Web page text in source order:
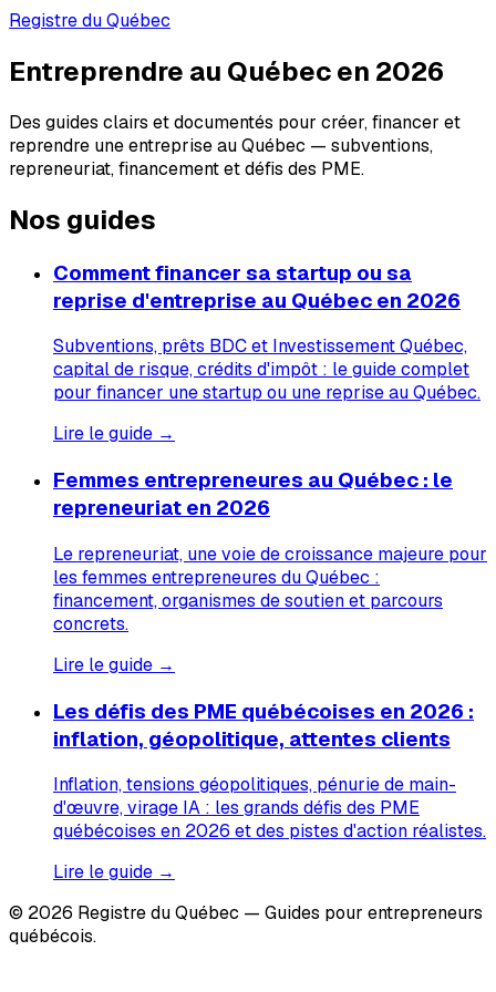
Registre du Québec
Entreprendre au Québec en 2026
Des guides clairs et documentés pour créer, financer et
reprendre une entreprise au Québec — subventions,
repreneuriat, financement et défis des PME.
Nos guides
Comment financer sa startup ou sa
reprise d'entreprise au Québec en 2026
Subventions, prêts BDC et Investissement Québec,
capital de risque, crédits d'impôt : le guide complet
pour financer une startup ou une reprise au Québec.
Lire le guide →
Femmes entrepreneures au Québec : le
repreneuriat en 2026
Le repreneuriat, une voie de croissance majeure pour
les femmes entrepreneures du Québec :
financement, organismes de soutien et parcours
concrets.
Lire le guide →
Les défis des PME québécoises en 2026 :
inflation, géopolitique, attentes clients
Inflation, tensions géopolitiques, pénurie de main-
d'œuvre, virage IA : les grands défis des PME
québécoises en 2026 et des pistes d'action réalistes.
Lire le guide →
© 2026 Registre du Québec — Guides pour entrepreneurs
québécois.